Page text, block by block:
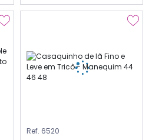
Ref. 6520